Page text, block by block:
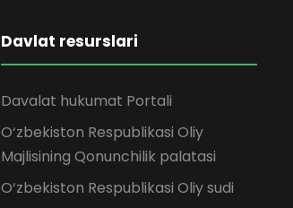
Davlat resurslari
Davalat hukumat Portali
O‘zbekiston Respublikasi Oliy
Majlisining Qonunchilik palatasi
O‘zbekiston Respublikasi Oliy sudi